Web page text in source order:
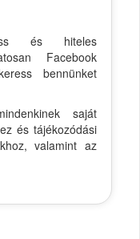
és hiteles
Facebook
bennünket
saját
és tájékozódási
valamint az